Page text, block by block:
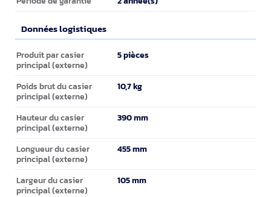
Données logistiques
Données logistiques
Produit par casier
principal (externe)
5 pièces
Poids brut du casier
principal (externe)
10,7 kg
Hauteur du casier
principal (externe)
390 mm
Longueur du casier
principal (externe)
455 mm
Largeur du casier
principal (externe)
105 mm